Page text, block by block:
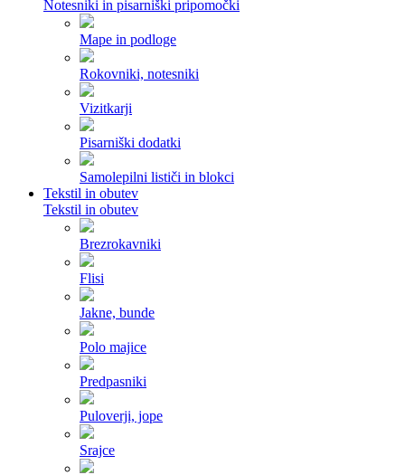
Notesniki in pisarniški pripomočki
Mape in podloge
Rokovniki, notesniki
Vizitkarji
Pisarniški dodatki
Samolepilni lističi in blokci
Tekstil in obutev
Tekstil in obutev
Brezrokavniki
Flisi
Jakne, bunde
Polo majice
Predpasniki
Puloverji, jope
Srajce